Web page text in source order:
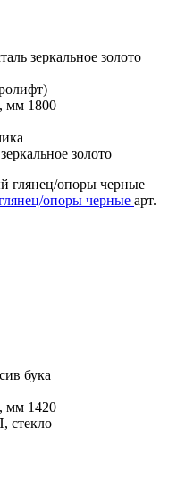
зеркальное золото
мм 1800
золото
опоры черные арт.
бука
мм 1420
стекло